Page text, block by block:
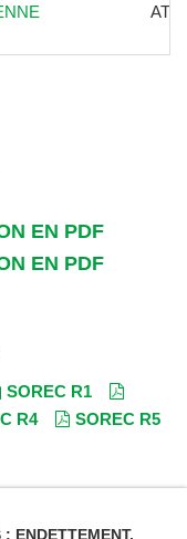
EN PDF
EN PDF
SOREC R1
R4
SOREC R5
ENDETTEMENT,